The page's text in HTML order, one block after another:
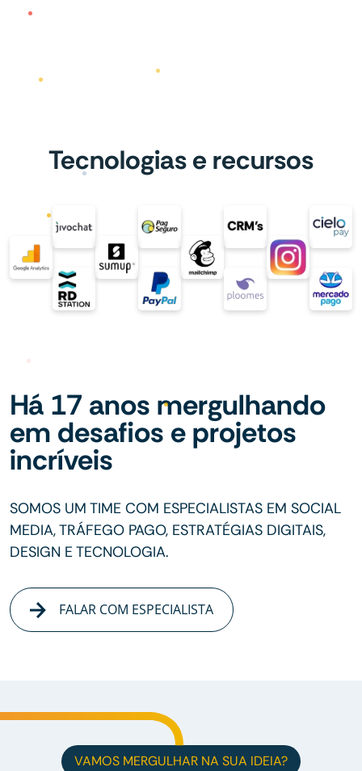
Tecnologias e recursos
Há 17 anos mergulhando
em desafios e projetos
incríveis
SOMOS UM TIME COM ESPECIALISTAS EM SOCIAL
MEDIA, TRÁFEGO PAGO, ESTRATÉGIAS DIGITAIS,
DESIGN E TECNOLOGIA.
FALAR COM ESPECIALISTA
VAMOS MERGULHAR NA SUA IDEIA?